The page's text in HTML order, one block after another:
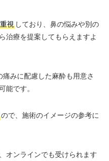
視しており、鼻の悩みや別の
治療を提案してもらえますよ
みに配慮した麻酔も用意さ
能です。
ので、施術のイメージの参考に
オンラインでも受けられます